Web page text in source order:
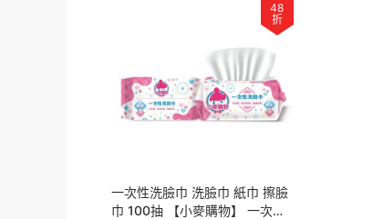
48
折
一次性洗臉巾 洗臉巾 紙巾 擦臉
巾 100抽 【小麥購物】 一次性